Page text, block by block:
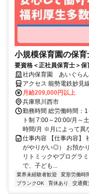
小規模保育園の保育
要資格＜正社員保育士＞
育休・産休取得率100％
社内保育園 あいぐら
アクセス 能勢電鉄妙見
歩約13分、能勢電鉄妙
月給209,000円以上
兵庫県川西市
勤務時間 総労働時間：
ト制 7:00～20:00/月～
時間/月 ※月によって異
仕事内容 【仕事内容】
がやりがい◎） お預か
リトミックやプログラ
で、子ども...
業界未経験者歓迎 変形労働時
ブランクOK
育休あり 交通費